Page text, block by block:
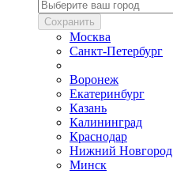
Сохранить
Москва
Санкт-Петербург
Воронеж
Екатеринбург
Казань
Калининград
Краснодар
Нижний Новгород
Минск